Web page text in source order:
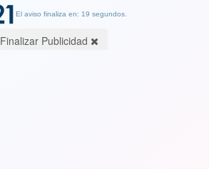
El aviso finaliza en: 19 segundos.
Finalizar Publicidad